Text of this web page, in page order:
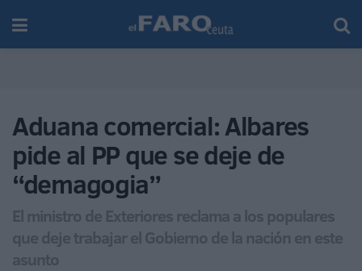
Aduana comercial: Albares
pide al PP que se deje de
“demagogia”
El ministro de Exteriores reclama a los populares
que deje trabajar el Gobierno de la nación en este
asunto